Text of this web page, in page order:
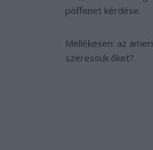
pöffenet kérdése.
Mellékesen: az
szeressük őket?